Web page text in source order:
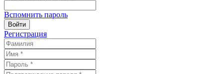
Вспомнить пароль
Войти
Регистрация